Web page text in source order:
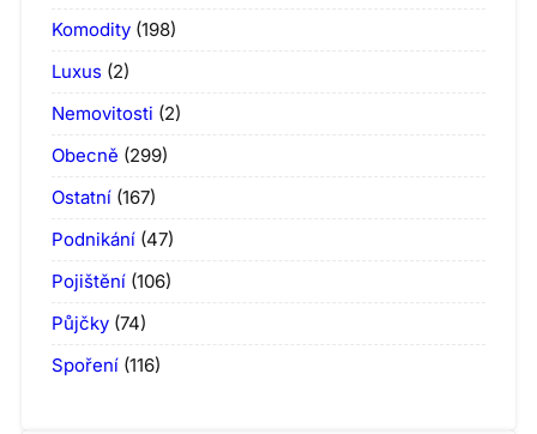
Komodity (198)
Luxus (2)
Nemovitosti (2)
Obecně (299)
Ostatní (167)
Podnikání (47)
Pojištění (106)
Půjčky (74)
Spoření (116)